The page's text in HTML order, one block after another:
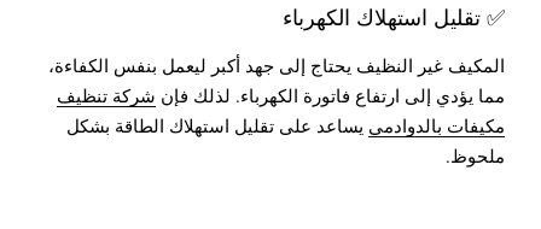
✅ تقليل استهلاك الكهرباء
المكيف غير النظيف يحتاج إلى جهد أكبر ليعمل بنفس الكفاءة،
مما يؤدي إلى ارتفاع فاتورة الكهرباء. لذلك فإن شركة تنظيف
مكيفات بالدوادمي يساعد على تقليل استهلاك الطاقة بشكل
ملحوظ.